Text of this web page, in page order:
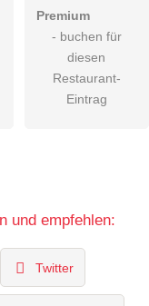
Premium
- buchen für
diesen
Restaurant-
Eintrag
und empfehlen:
Twitter